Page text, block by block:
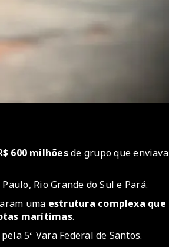
600 milhõesde grupo que enviava
Rio Grande do Sul e Pará.
uma estrutura complexa que
marítimas.
5ª Vara Federal de Santos.